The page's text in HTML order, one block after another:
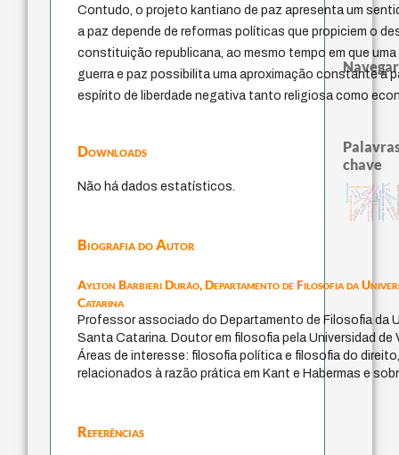
Contudo, o projeto kantiano de paz apresenta um
a paz depende de reformas políticas que propiciem o
constituição republicana, ao mesmo tempo em que
guerra e paz possibilita uma aproximação constante à
espírito de liberdade negativa tanto religiosa como
Downloads
Não há dados estatísticos.
Biografia do Autor
Aylton Barbieri Durão,Departamento de Filosofia da
Catarina
Professor associado do Departamento de Filosofia da
Santa Catarina. Doutor em filosofia pela Universidad de
Áreas de interesse: filosofia política e filosofia do
relacionados à razão prática em Kant e Habermas e
Referências
Navegar
chave
immanuel kant
japanese education thoughtscódigo da dinastia nguyen
gosto
juízo sensus
formação
fukuzawa yukichi redução
mulher
popper
modelos mentais
falseabilidade carnap
constituição
totalização nome
constitucional
judaísmo ainda-
impessoal
descartes
ren
ética.
yi
li
sentido